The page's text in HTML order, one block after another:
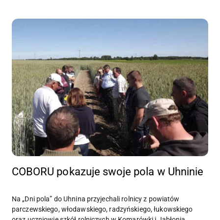
COBORU pokazuje swoje pola w Uhninie
Na „Dni pola” do Uhnina przyjechali rolnicy z powiatów
parczewskiego, włodawskiego, radzyńskiego, łukowskiego